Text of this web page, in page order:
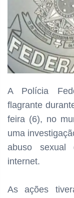
A Polícia
flagrante
feira (6), no
uma
abuso sexual
internet.
As ações